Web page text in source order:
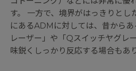
す。 一方で、境界がはっきりとし
にあるADMに対しては、昔から
レーザー」や「Qスイッチヤグレ
味鋭くしっかり反応する場合もあり